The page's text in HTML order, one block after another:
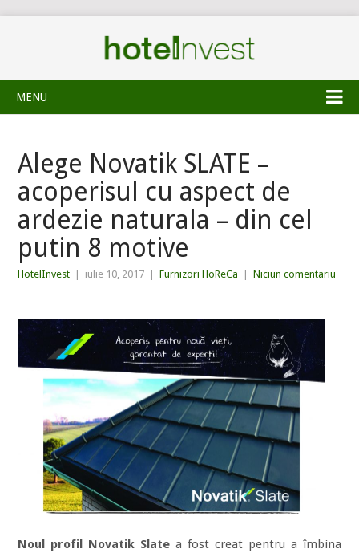
MENU
Alege Novatik SLATE –
acoperisul cu aspect de
ardezie naturala – din cel
putin 8 motive
HotelInvest iulie 10, 2017 Furnizori HoReCa Niciun comentariu
Noul profil Novatik Slatea fost creat pentru a îmbina